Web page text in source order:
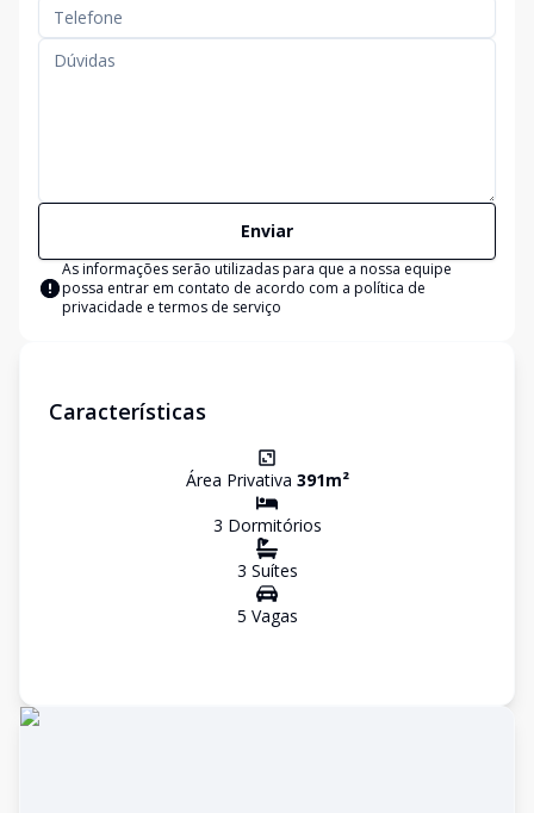
Enviar
As informações serão utilizadas para que a nossa equipe
possa entrar em contato de acordo com a política de
privacidade e termos de serviço
Características
Área Privativa 391m²
3 Dormitórios
3 Suítes
5 Vagas